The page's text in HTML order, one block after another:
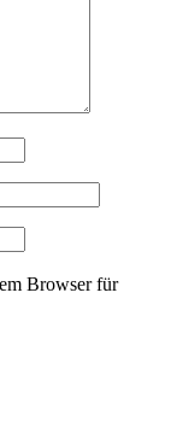
Browser für